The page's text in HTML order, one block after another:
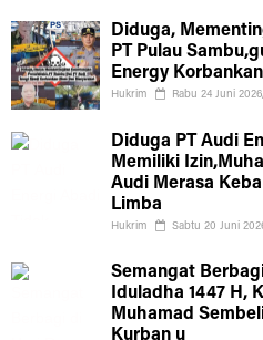
Diduga,
PT Pulau
Energy
Hukrim Rabu 24 Juni
Diduga PT Audi
Memiliki
Audi Merasa
Limba
Hukrim Sabtu 20 Juni
Semangat
Iduladha 1447 H,
Muhamad
Kurban u